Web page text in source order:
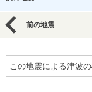
前の地震
この地震による津波